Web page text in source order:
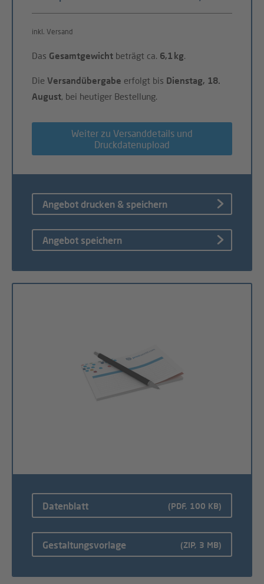
inkl. Versand
Das Gesamtgewicht beträgt ca. 6,1 kg.
Die Versandübergabe erfolgt bis Dienstag, 18.
August, bei heutiger Bestellung.
Weiter zu Versanddetails und
Druckdatenupload
Angebot drucken & speichern
Angebot speichern
Datenblatt (PDF, 100 KB)
Gestaltungsvorlage (ZIP, 3 MB)